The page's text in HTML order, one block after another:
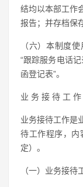
结均以本部工作
报告；并存档保
（六）本制度
“跟踪服务电话
函登记表”。
业 务 接 待 工
业务接待工作是
待工作程序，内
定）。
（一）业务接待